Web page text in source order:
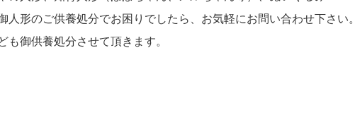
人形のご供養処分でお困りでしたら、お気軽にお問い合わせ下さい。
も御供養処分させて頂きます。